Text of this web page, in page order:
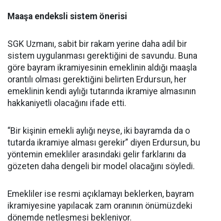
Maaşa endeksli sistem önerisi
SGK Uzmanı, sabit bir rakam yerine daha adil bir
sistem uygulanması gerektiğini de savundu. Buna
göre bayram ikramiyesinin emeklinin aldığı maaşla
orantılı olması gerektiğini belirten Erdursun, her
emeklinin kendi aylığı tutarında ikramiye almasının
hakkaniyetli olacağını ifade etti.
“Bir kişinin emekli aylığı neyse, iki bayramda da o
tutarda ikramiye alması gerekir” diyen Erdursun, bu
yöntemin emekliler arasındaki gelir farklarını da
gözeten daha dengeli bir model olacağını söyledi.
Emekliler ise resmi açıklamayı beklerken, bayram
ikramiyesine yapılacak zam oranının önümüzdeki
dönemde netleşmesi bekleniyor.